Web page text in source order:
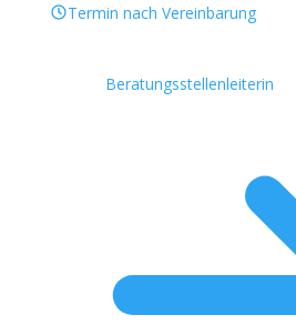
Termin nach Vereinbarung
Beratungsstellenleiterin